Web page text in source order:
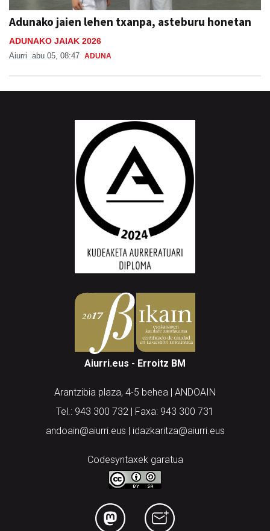
Adunako jaien lehen txanpa, asteburu honetan
ADUNAKO JAIAK 2026
Aiurri abu 05, 08:47 ADUNA
Aiurri.eus - Erroitz BM
Arantzibia plaza, 4-5 behea | ANDOAIN
Tel.: 943 300 732 | Faxa: 943 300 731
andoain@aiurri.eus | idazkaritza@aiurri.eus
Codesyntaxek garatua